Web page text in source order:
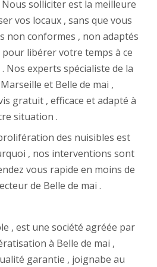
Nous solliciter est la meilleure
vos locaux , sans que vous
non conformes , non adaptés
libérer votre temps à ce
Nos experts spécialiste de la
et Belle de mai ,
gratuit , efficace et adapté à
situation .
des nuisibles est
, nos interventions sont
vous rapide en moins de
de Belle de mai .
, est une société agréée par
à Belle de mai ,
garantie , joignabe au